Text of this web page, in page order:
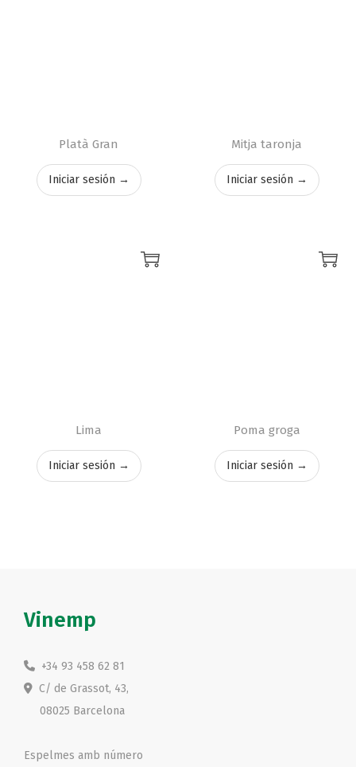
Platà Gran
Iniciar sesión →
Mitja taronja
Iniciar sesión →
Lima
Iniciar sesión →
Poma groga
Iniciar sesión →
Vinemp
+34 93 458 62 81
C/ de Grassot, 43,
08025 Barcelona
Espelmes amb número